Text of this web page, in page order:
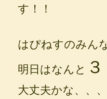
す！！
はぴねすのみん
明日はなんと
大丈夫かな、、、